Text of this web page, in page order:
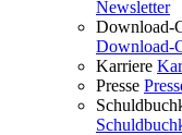
Newsletter
Download-
Download-
Karriere
Presse